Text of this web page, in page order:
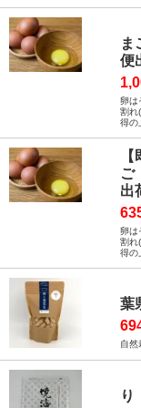
便
卵は
割れ
得の
ご
出
卵は
割れ
得の
葉
自然